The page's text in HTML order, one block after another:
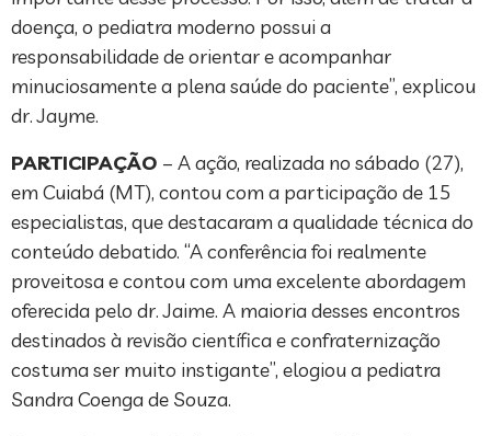
doença, o pediatra moderno possui a
responsabilidade de orientar e acompanhar
minuciosamente a plena saúde do paciente”, explicou
dr. Jayme.
PARTICIPAÇÃO – A ação, realizada no sábado (27),
em Cuiabá (MT), contou com a participação de 15
especialistas, que destacaram a qualidade técnica do
conteúdo debatido. “A conferência foi realmente
proveitosa e contou com uma excelente abordagem
oferecida pelo dr. Jaime. A maioria desses encontros
destinados à revisão científica e confraternização
costuma ser muito instigante”, elogiou a pediatra
Sandra Coenga de Souza.